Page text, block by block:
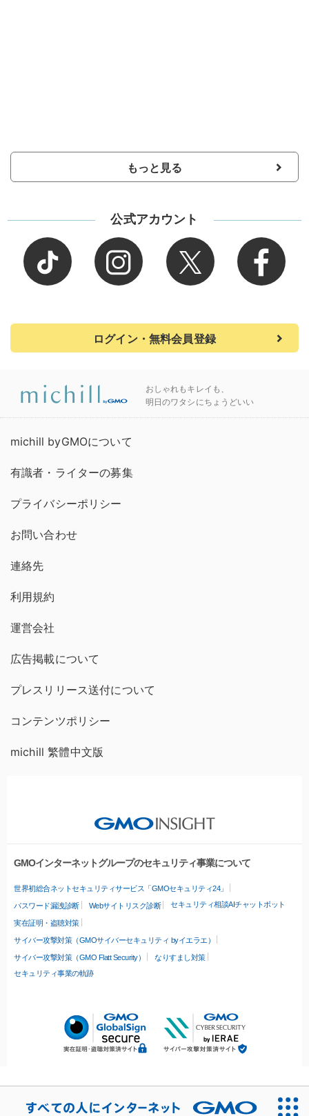
もっと見る
公式アカウント
ログイン・無料会員登録
おしゃれもキレイも、
明日のワタシにちょうどいい
michill byGMOについて
有識者・ライターの募集
プライバシーポリシー
お問い合わせ
連絡先
利用規約
運営会社
広告掲載について
プレスリリース送付について
コンテンツポリシー
michill 繁體中文版
GMOインターネットグループのセキュリティ事業について
世界初総合ネットセキュリティサービス「GMOセキュリティ24」
パスワード漏洩診断 Webサイトリスク診断 セキュリティ相談AIチャットボット
実在証明・盗聴対策
サイバー攻撃対策（GMOサイバーセキュリティ byイエラエ）
サイバー攻撃対策（GMO Flatt Security）
なりすまし対策
セキュリティ事業の軌跡